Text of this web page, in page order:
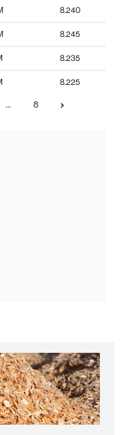
8.240
8.245
8.235
8.225
… 8